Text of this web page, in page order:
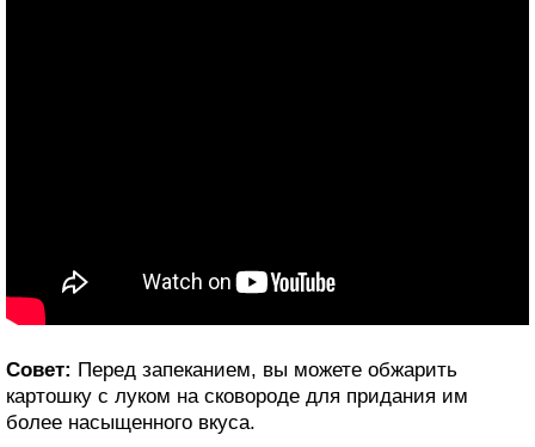
Совет: Перед запеканием, вы можете обжарить
картошку с луком на сковороде для придания им
более насыщенного вкуса.